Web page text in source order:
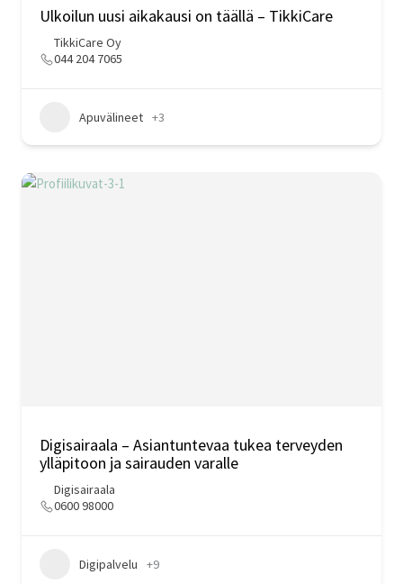
Ulkoilun uusi aikakausi on täällä – TikkiCare
TikkiCare Oy
044 204 7065
Apuvälineet +3
Digisairaala – Asiantuntevaa tukea terveyden
ylläpitoon ja sairauden varalle
Digisairaala
0600 98000
Digipalvelu +9